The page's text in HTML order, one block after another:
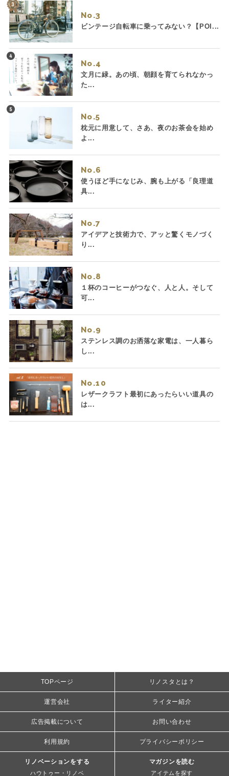
No.
ビンテージ自転車に乗ってみない？【POI...
No.
文月に緑。あの頃、朝顔を育てられなかっ
た...
No.
枕元に用意して、さあ、夜のお茶会を始め
よ...
No.
使うほど手になじみ、腕も上がる「良理道
具...
No.
アイデアと技術力で、アッと驚くモノづく
り...
No.
１杯のコーヒーがつなぐ、人と人。そして
可...
No.
ステンレス調のお洒落な家電は、一人暮ら
し...
No.
レザークラフト最初にあったらいい道具の
は...
TOPページ リノスタとは？
運営会社 ライター紹介
広告掲載について お問い合わせ
利用規約 プライバシーポリシー
リノベーションをする
ハウトゥー・リノベ
マガジンを読む
アイテムを探す